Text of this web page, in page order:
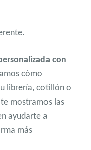
con
cómo
librería, cotillón o
mostramos las
ayudarte a
más